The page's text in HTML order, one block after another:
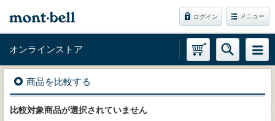
ログイン メニュー
オンラインストア
商品を比較する
比較対象商品が選択されていません